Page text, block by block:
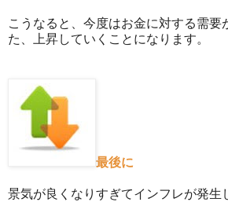
こうなると、今度はお金に対する需要
た、上昇していくことになります。
最後に
景気が良くなりすぎてインフレが発生